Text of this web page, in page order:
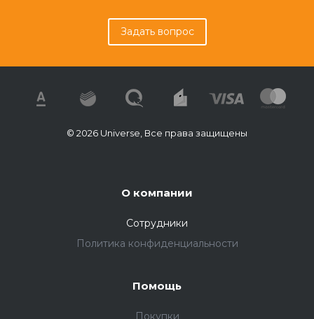
Задать вопрос
© 2026 Universe, Все права защищены
О компании
Сотрудники
Политика конфиденциальности
Помощь
Покупки